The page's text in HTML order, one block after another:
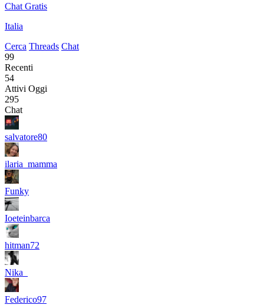
Chat Gratis
Italia
Cerca Threads Chat
99
Recenti
54
Attivi Oggi
295
Chat
salvatore80
ilaria_mamma
Funky
Ioeteinbarca
hitman72
Nika_
Federico97